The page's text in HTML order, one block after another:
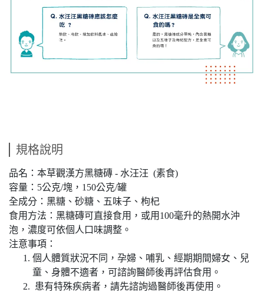
規格說明
品名：本草觀漢方黑糖磚 - 水汪汪 (素食)
容量：5公克/塊，150公克/罐
全成分：黑糖、砂糖、五味子、枸杞
食用方法：黑糖磚可直接食用，或用100毫升的熱開水沖
泡，濃度可依個人口味調整。
注意事項：
個人體質狀況不同，孕婦、哺乳、經期期間婦女、兒
童、身體不適者，可諮詢醫師後再評估食用。
患有特殊疾病者，請先諮詢過醫師後再使用。